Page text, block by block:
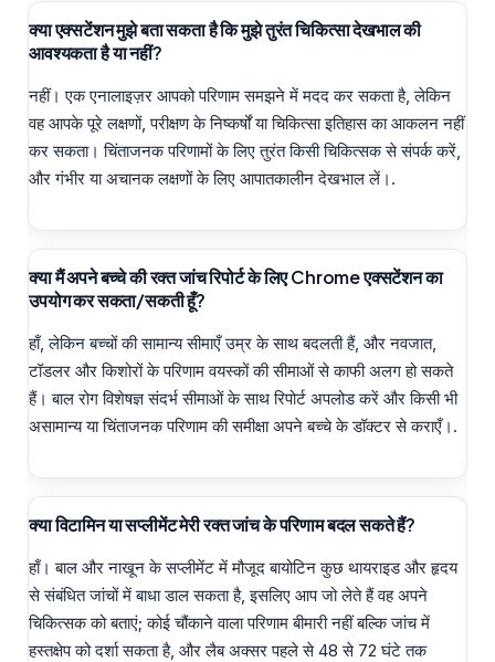
क्या एक्सटेंशन मुझे बता सकता है कि मुझे तुरंत चिकित्सा देखभाल की
आवश्यकता है या नहीं?
नहीं। एक एनालाइज़र आपको परिणाम समझने में मदद कर सकता है, लेकिन
वह आपके पूरे लक्षणों, परीक्षण के निष्कर्षों या चिकित्सा इतिहास का आकलन नहीं
कर सकता। चिंताजनक परिणामों के लिए तुरंत किसी चिकित्सक से संपर्क करें,
और गंभीर या अचानक लक्षणों के लिए आपातकालीन देखभाल लें।.
क्या मैं अपने बच्चे की रक्त जांच रिपोर्ट के लिए Chrome एक्सटेंशन का
उपयोग कर सकता/सकती हूँ?
हाँ, लेकिन बच्चों की सामान्य सीमाएँ उम्र के साथ बदलती हैं, और नवजात,
टॉडलर और किशोरों के परिणाम वयस्कों की सीमाओं से काफी अलग हो सकते
हैं। बाल रोग विशेषज्ञ संदर्भ सीमाओं के साथ रिपोर्ट अपलोड करें और किसी भी
असामान्य या चिंताजनक परिणाम की समीक्षा अपने बच्चे के डॉक्टर से कराएँ।.
क्या विटामिन या सप्लीमेंट मेरी रक्त जांच के परिणाम बदल सकते हैं?
हाँ। बाल और नाखून के सप्लीमेंट में मौजूद बायोटिन कुछ थायराइड और हृदय
से संबंधित जांचों में बाधा डाल सकता है, इसलिए आप जो लेते हैं वह अपने
चिकित्सक को बताएं; कोई चौंकाने वाला परिणाम बीमारी नहीं बल्कि जांच में
हस्तक्षेप को दर्शा सकता है, और लैब अक्सर पहले से 48 से 72 घंटे तक